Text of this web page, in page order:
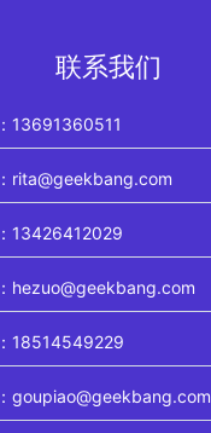
联系我们
13691360511
rita@geekbang.com
13426412029
hezuo@geekbang.com
18514549229
goupiao@geekbang.com